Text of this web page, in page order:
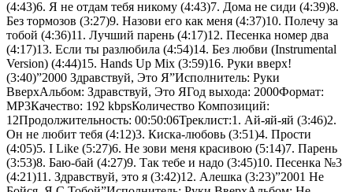
(4:43)6. Я не отдам тебя никому (4:43)7. Дома не сиди (4:39)8.
Без тормозов (3:27)9. Назови его как меня (4:37)10. Полечу за
тобой (4:36)11. Лучший парень (4:17)12. Песенка номер два
(4:17)13. Если ты разлюбила (4:54)14. Без любви (Instrumental
Version) (4:44)15. Hands Up Mix (3:59)16. Руки вверх!
(3:40)”2000 Здравствуй, Это Я”Исполнитель: Руки
ВверхАльбом: Здравствуй, Это ЯГод выхода: 2000Формат:
MP3Качество: 192 kbpsКоличество Композиций:
12Продолжительность: 00:50:06Треклист:1. Ай-яй-яй (3:46)2.
Он не любит тебя (4:12)3. Киска-любовь (3:51)4. Прости
(4:05)5. I Like (5:27)6. Не зови меня красивою (5:14)7. Парень
(3:53)8. Баю-бай (4:27)9. Так тебе и надо (3:45)10. Песенка №3
(4:21)11. Здравствуй, это я (3:42)12. Алешка (3:23)”2001 Не